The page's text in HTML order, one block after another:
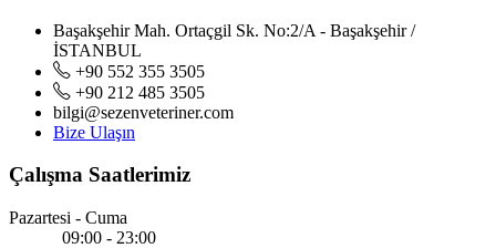
Başakşehir Mah. Ortaçgil Sk. No:2/A - Başakşehir /
İSTANBUL
+90 552 355 3505
+90 212 485 3505
bilgi@sezenveteriner.com
Bize Ulaşın
Çalışma Saatlerimiz
Pazartesi - Cuma
09:00 - 23:00